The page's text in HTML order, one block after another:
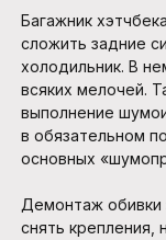
Багажник
сложить задние
холодильник. В
всяких мелочей.
выполнение
в обязательном
основных
Демонтаж обивки
снять крепления,